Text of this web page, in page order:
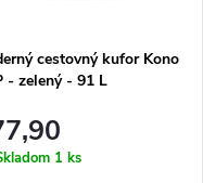
cestovný kufor Kono
- zelený - 91 L
1 ks